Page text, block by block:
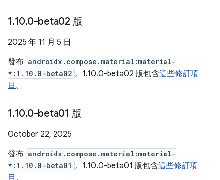
1.10.0-beta02 版
2025 年 11 月 5 日
發布 androidx.compose.material:material-
*:1.10.0-beta02 。1.10.0-beta02 版包含這些修訂項
目 。
1.10.0-beta01 版
October 22, 2025
發布 androidx.compose.material:material-
*:1.10.0-beta01 。1.10.0-beta01 版包含這些修訂項
目 。